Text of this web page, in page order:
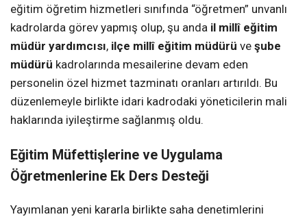
eğitim öğretim hizmetleri sınıfında “öğretmen” unvanlı
kadrolarda görev yapmış olup, şu anda il millî eğitim
müdür yardımcısı, ilçe millî eğitim müdürü ve şube
müdürü kadrolarında mesailerine devam eden
personelin özel hizmet tazminatı oranları artırıldı. Bu
düzenlemeyle birlikte idari kadrodaki yöneticilerin mali
haklarında iyileştirme sağlanmış oldu.
Eğitim Müfettişlerine ve Uygulama
Öğretmenlerine Ek Ders Desteği
Yayımlanan yeni kararla birlikte saha denetimlerini